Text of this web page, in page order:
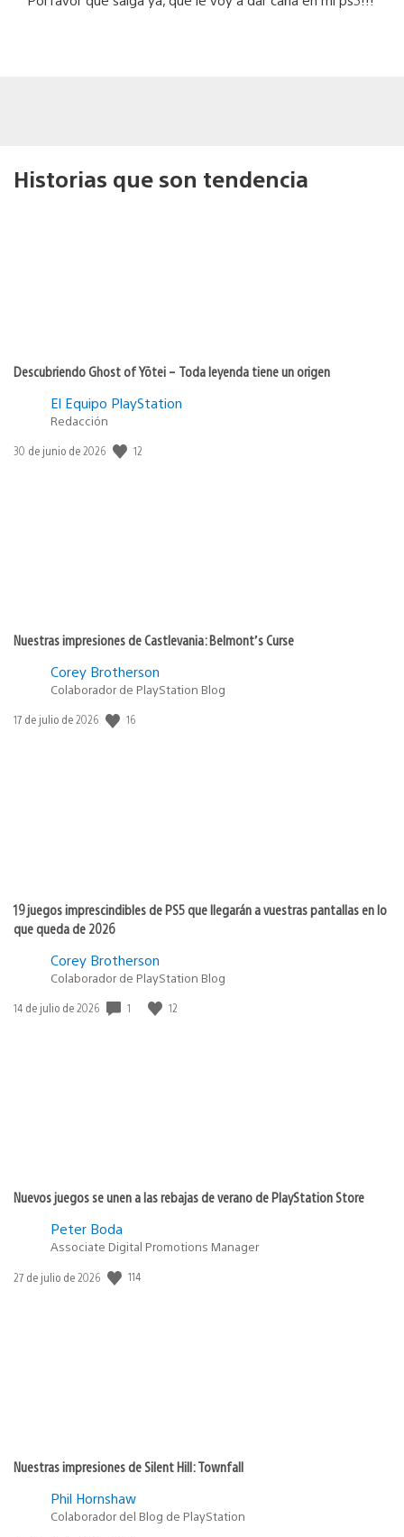
Historias que son tendencia
Descubriendo Ghost of Yōtei – Toda leyenda tiene un origen
El Equipo PlayStation
Redacción
Fecha
30 de junio de 2026 12
Nuestras impresiones de Castlevania: Belmont’s Curse
Corey Brotherson
Colaborador de PlayStation Blog
Fecha
17 de julio de 2026 16
19 juegos imprescindibles de PS5 que llegarán a vuestras pantallas en lo
que queda de 2026
Corey Brotherson
Colaborador de PlayStation Blog
Fecha
14 de julio de 2026 1 12
Nuevos juegos se unen a las rebajas de verano de PlayStation Store
Peter Boda
Associate Digital Promotions Manager
Fecha
27 de julio de 2026 114
Nuestras impresiones de Silent Hill: Townfall
Phil Hornshaw
Colaborador del Blog de PlayStation